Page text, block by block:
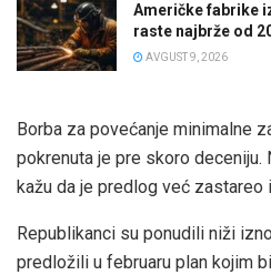
Američke fabrike
raste najbrže od
AVGUST 9, 2026
Borba za povećanje minimalne
pokrenuta je pre skoro
kažu da je predlog već
Republikanci su ponudili niži
predložili u februaru plan kojim